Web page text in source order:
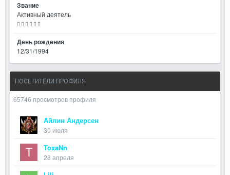
Звание
Активный деятель
День рождения
12/31/1994
ПОСЕТИТЕЛИ ПРОФИЛЯ
65746 просмотров профиля
Айлин Андерсен
30 июля
ToxaNn
28 апреля